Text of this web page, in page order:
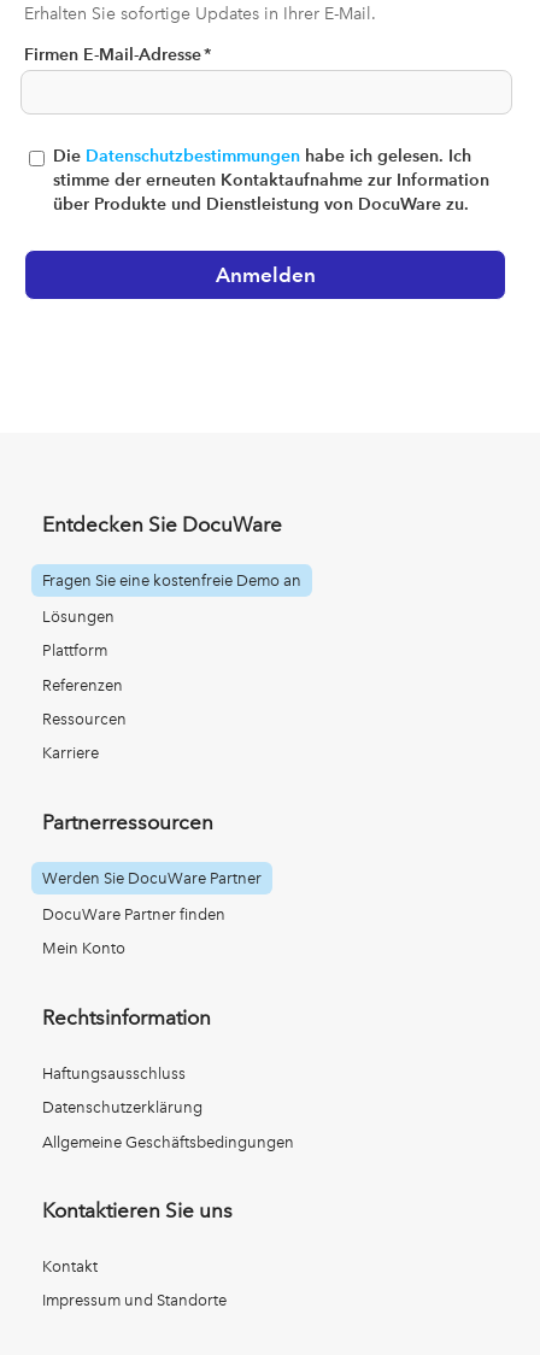
Erhalten Sie sofortige Updates in Ihrer E-Mail.
Firmen E-Mail-Adresse*
Die Datenschutzbestimmungen habe ich gelesen. Ich
stimme der erneuten Kontaktaufnahme zur Information
über Produkte und Dienstleistung von DocuWare zu.
Entdecken Sie DocuWare
Fragen Sie eine kostenfreie Demo an
Lösungen
Plattform
Referenzen
Ressourcen
Karriere
Partnerressourcen
Werden Sie DocuWare Partner
DocuWare Partner finden
Mein Konto
Rechtsinformation
Haftungsausschluss
Datenschutzerklärung
Allgemeine Geschäftsbedingungen
Kontaktieren Sie uns
Kontakt
Impressum und Standorte